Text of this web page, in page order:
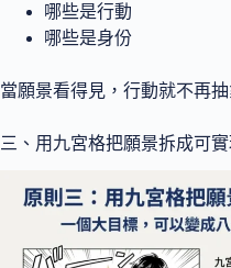
哪些是行動
哪些是身份
當願景看得見，行動就不再抽
三、用九宮格把願景拆成可